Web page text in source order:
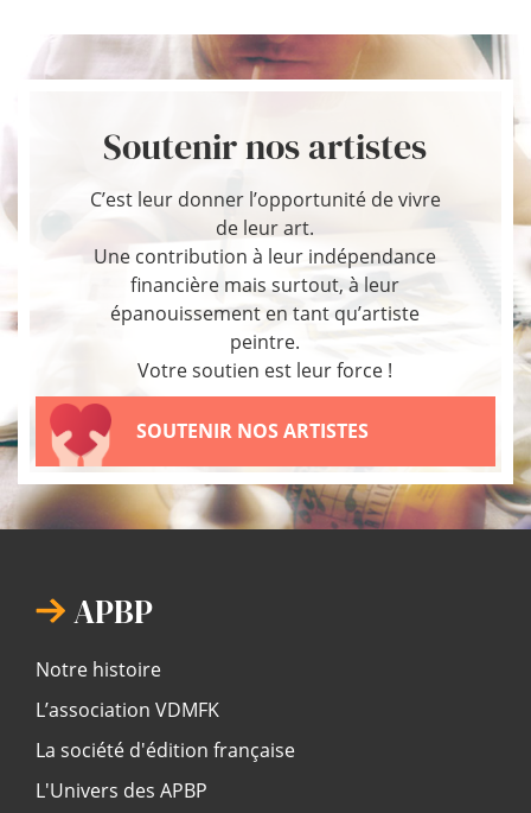
Soutenir nos artistes
C’est leur donner l’opportunité de vivre
de leur art.
Une contribution à leur indépendance
financière mais surtout, à leur
épanouissement en tant qu’artiste
peintre.
Votre soutien est leur force !
SOUTENIR NOS ARTISTES
APBP
Notre histoire
L’association VDMFK
La société d'édition française
L'Univers des APBP